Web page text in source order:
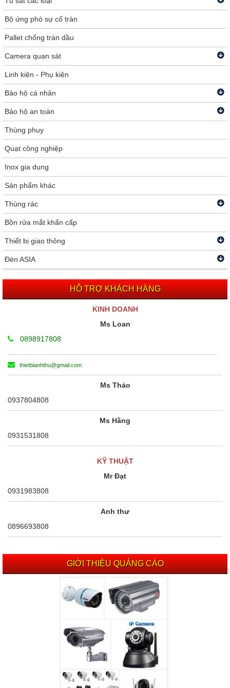
Bộ ứng phó sự cố tràn
Pallet chống tràn dầu
Camera quan sát
Linh kiện - Phụ kiện
Bảo hộ cá nhân
Bảo hộ an toàn
Thùng phuy
Quạt công nghiệp
Inox gia dụng
Sản phẩm khác
Thùng rác
Bồn rửa mắt khẩn cấp
Thiết bị giao thông
Đèn ASIA
HỖ TRỢ KHÁCH HÀNG
KINH DOANH
Ms Loan
0898917808
thietbianhthu@gmail.com
Ms Thảo
0937804808
Ms Hằng
0931531808
KỸ THUẬT
Mr Đạt
0931983808
Anh thư
0896693808
GIỚI THIỆU QUẢNG CÁO